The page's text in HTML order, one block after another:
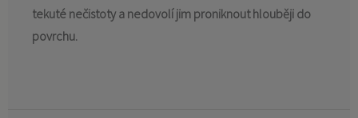
tekuté nečistoty a nedovolí jim proniknout hlouběji do
povrchu.